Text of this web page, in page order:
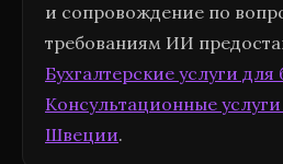
и сопровождение по
требованиям ИИ
Бухгалтерские услуги
Консультационные
Швеции.